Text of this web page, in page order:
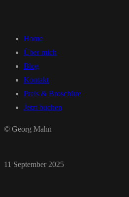
Home
Über mich
Blog
Kontakt
Preis & Broschüre
Jetzt buchen
© Georg Mahn
11 September 2025